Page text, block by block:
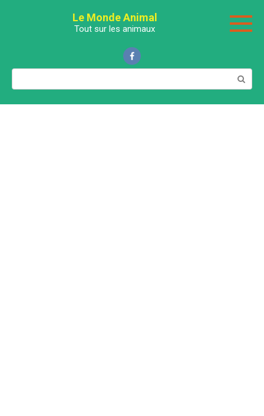
Le Monde Animal
Tout sur les animaux
Поиск: